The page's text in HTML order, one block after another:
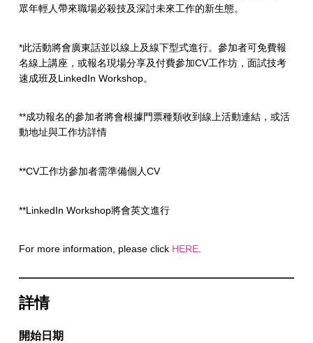
眾年輕人帶來職場必殺技及深討未來工作的新生態。
*此活動將會廣東話並以線上及線下型式進行。參加者可免費報
名線上講座，或報名現場分享及付費參加CV工作坊，面試技考
速成班及LinkedIn Workshop。
**成功報名的參加者將會根據門票種類收到線上活動連結，或活
動地址與工作坊詳情
**CV工作坊參加者需準備個人CV
**LinkedIn Workshop將會英文進行
For more information, please click HERE.
詳情
開始日期